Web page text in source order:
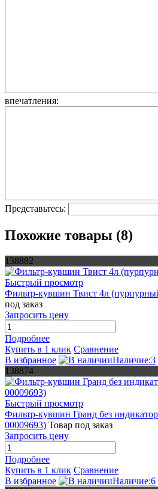
впечатления:
Представьтесь:
Похожие товары (8)
138882
Быстрый просмотр
Фильтр-кувшин Твист 4л
под заказ
Запросить цену
Подробнее
Купить в 1 клик Сравнение
В избранное
Наличие:3
138874
Быстрый просмотр
Фильтр-кувшин Гранд без
00009693) Товар под заказ
Запросить цену
Подробнее
Купить в 1 клик Сравнение
В избранное
Наличие:6